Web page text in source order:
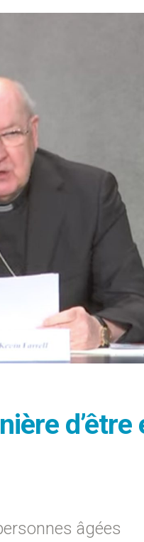
âgées